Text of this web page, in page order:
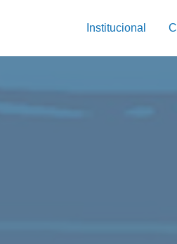
Institucional